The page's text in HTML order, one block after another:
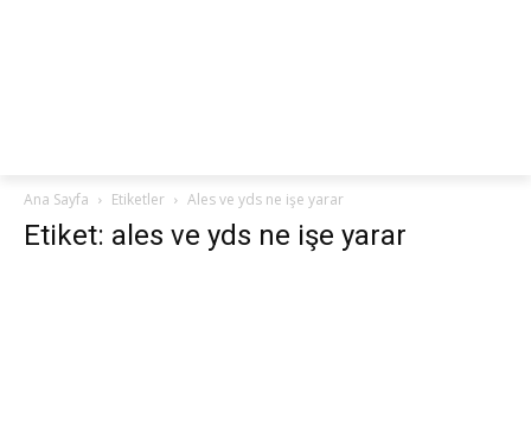
Ana Sayfa Etiketler Ales ve yds ne işe yarar
Etiket: ales ve yds ne işe yarar